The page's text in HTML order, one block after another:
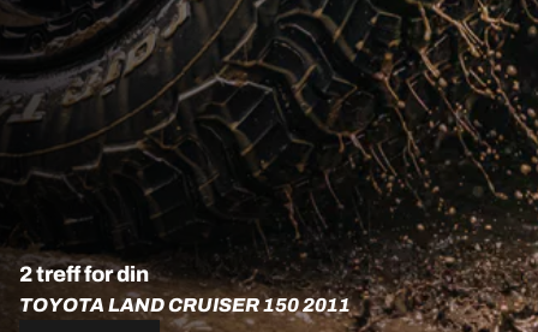
2 treff for din
TOYOTA LAND CRUISER 150 2011